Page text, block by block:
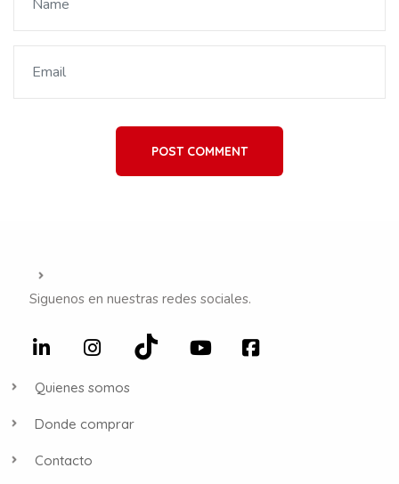
POST COMMENT
Siguenos en nuestras redes sociales.
Quienes somos
Donde comprar
Contacto